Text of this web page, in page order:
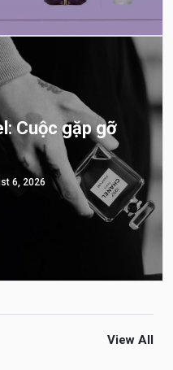
Cuộc gặp gỡ
6, 2026
View All